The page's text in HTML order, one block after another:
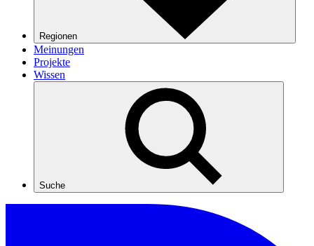
Regionen
Meinungen
Projekte
Wissen
Suche